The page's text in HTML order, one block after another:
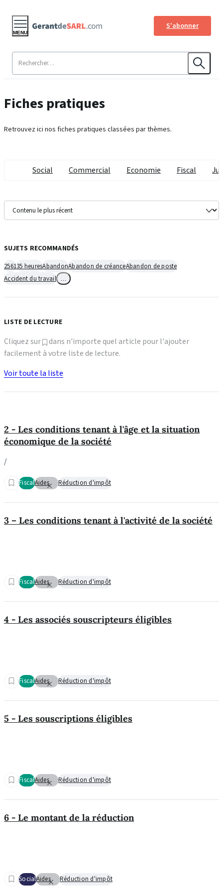
S'abonner
MENU
Fiches pratiques
Retrouvez ici nos fiches pratiques classées par thèmes.
Social Commercial Economie Fiscal
2 - Les conditions tenant à l'âge et la situation
économique de la société
/
FiscalAides Réduction d'impôt
3 – Les conditions tenant à l'activité de la société
FiscalAides Réduction d'impôt
4 - Les associés souscripteurs éligibles
FiscalAides Réduction d'impôt
5 - Les souscriptions éligibles
FiscalAides Réduction d'impôt
6 - Le montant de la réduction
SocialAides Réduction d'impôt
SUJETS RECOMMANDÉS
256135 heuresAbandonAbandon de créanceAbandon de poste
Accident du travail
LISTE DE LECTURE
Cliquez sur
dans n'importe quel article pour l'ajouter
facilement à votre liste de lecture.
Voir toute la liste